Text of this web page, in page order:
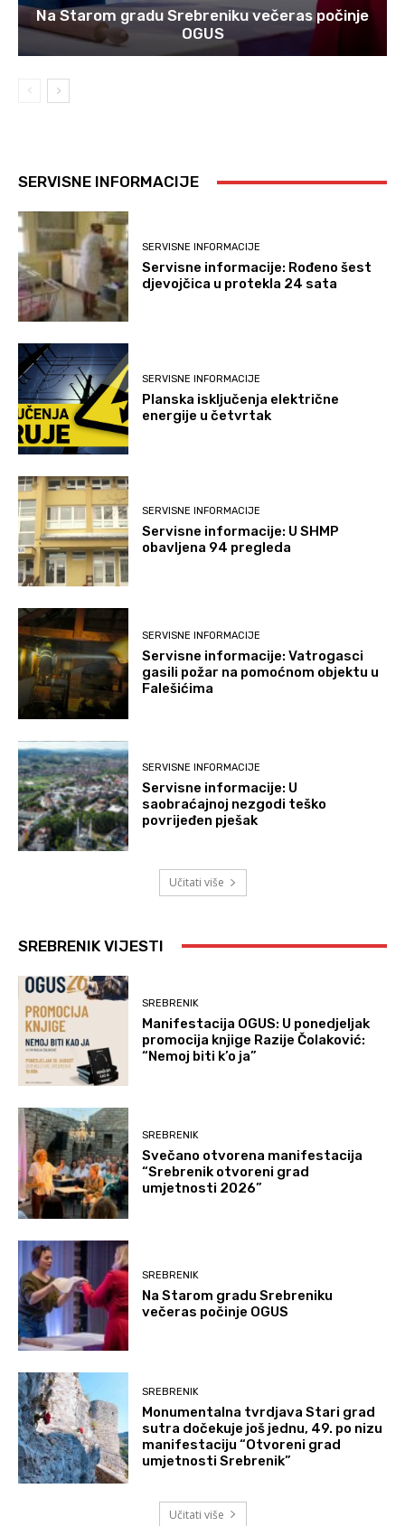
Na Starom gradu Srebreniku večeras počinje
OGUS
SERVISNE INFORMACIJE
SERVISNE INFORMACIJE
Servisne informacije: Rođeno šest
djevojčica u protekla 24 sata
SERVISNE INFORMACIJE
Planska isključenja električne
energije u četvrtak
SERVISNE INFORMACIJE
Servisne informacije: U SHMP
obavljena 94 pregleda
SERVISNE INFORMACIJE
Servisne informacije: Vatrogasci
gasili požar na pomoćnom objektu u
Falešićima
SERVISNE INFORMACIJE
Servisne informacije: U
saobraćajnoj nezgodi teško
povrijeđen pješak
Učitati više
SREBRENIK VIJESTI
SREBRENIK
Manifestacija OGUS: U ponedjeljak
promocija knjige Razije Čolaković:
“Nemoj biti k’o ja”
SREBRENIK
Svečano otvorena manifestacija
“Srebrenik otvoreni grad
umjetnosti 2026”
SREBRENIK
Na Starom gradu Srebreniku
večeras počinje OGUS
SREBRENIK
Monumentalna tvrdjava Stari grad
sutra dočekuje još jednu, 49. po nizu
manifestaciju “Otvoreni grad
umjetnosti Srebrenik”
Učitati više